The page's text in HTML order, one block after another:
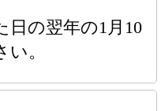
日の翌年の1月10
。